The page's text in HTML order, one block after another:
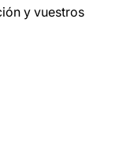
y vuestros